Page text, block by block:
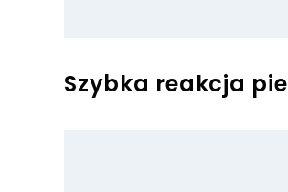
Szybka reakcja